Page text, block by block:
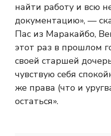
найти работу и всю
документацию», —
Пас из Маракайбо,
этот раз в прошлом
своей старшей
чувствую себя
же права (что и
остаться».